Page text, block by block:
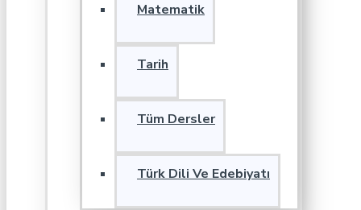
Matematik
Tarih
Tüm Dersler
Türk Dili Ve Edebiyatı